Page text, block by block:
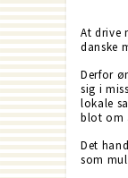
At drive
danske
Derfor
sig i
lokale
blot om
Det
som